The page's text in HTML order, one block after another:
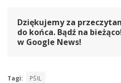
Dziękujemy za
do końca. Bądź na
w Google News!
Tagi: PŚIL